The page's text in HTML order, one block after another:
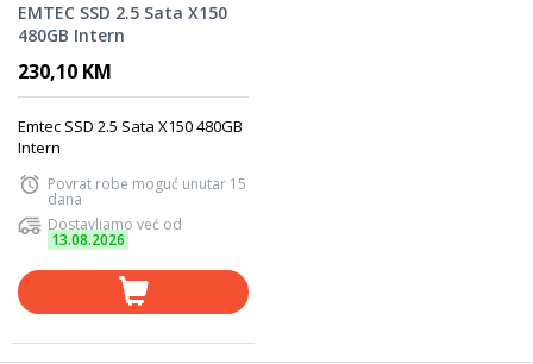
EMTEC SSD 2.5 Sata X150
480GB Intern
230,10 KM
Emtec SSD 2.5 Sata X150 480GB
Intern
Povrat robe moguć unutar 15
dana
Dostavljamo već od
13.08.2026